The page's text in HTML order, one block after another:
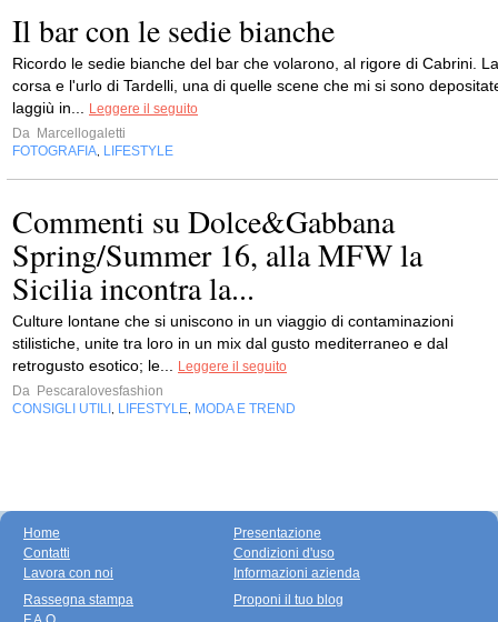
Il bar con le sedie bianche
Ricordo le sedie bianche del bar che volarono, al rigore di Cabrini. La
corsa e l'urlo di Tardelli, una di quelle scene che mi si sono
laggiù in...
Leggere il seguito
Da Marcellogaletti
FOTOGRAFIA LIFESTYLE
Commenti su Dolce&Gabbana
Spring/Summer 16, alla MFW la
Sicilia incontra la...
Culture lontane che si uniscono in un viaggio di contaminazioni
stilistiche, unite tra loro in un mix dal gusto mediterraneo e dal
retrogusto esotico; le...
Leggere il seguito
Da Pescaralovesfashion
CONSIGLI UTILI LIFESTYLE MODA E TREND
Home
Contatti
Lavora con noi
Presentazione
Condizioni d'uso
Informazioni azienda
Rassegna stampa
Proponi il tuo blog